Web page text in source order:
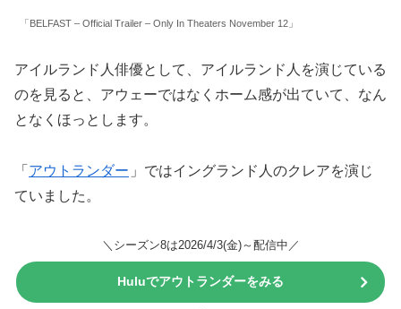
「BELFAST – Official Trailer – Only In Theaters November 12」
アイルランド人俳優として、アイルランド人を演じている
のを見ると、アウェーではなくホーム感が出ていて、なん
となくほっとします。
「 アウトランダー 」ではイングランド人のクレアを演じ
ていました。
＼シーズン8は2026/4/3(金)～配信中／
Huluでアウトランダーをみる